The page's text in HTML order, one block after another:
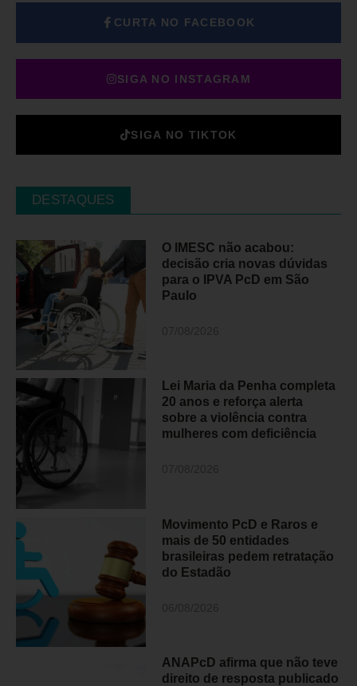
CURTA NO FACEBOOK
SIGA NO INSTAGRAM
SIGA NO TIKTOK
DESTAQUES
O IMESC não acabou:
decisão cria novas dúvidas
para o IPVA PcD em São
Paulo
Lei Maria da Penha completa
20 anos e reforça alerta
sobre a violência contra
mulheres com deficiência
Movimento PcD e Raros e
mais de 50 entidades
brasileiras pedem retratação
do Estadão
ANAPcD afirma que não teve
direito de resposta publicado